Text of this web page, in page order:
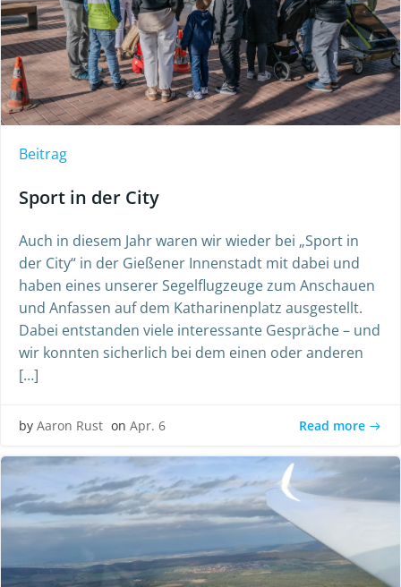
Beitrag
Sport in der City
Auch in diesem Jahr waren wir wieder bei „Sport in
der City“ in der Gießener Innenstadt mit dabei und
haben eines unserer Segelflugzeuge zum Anschauen
und Anfassen auf dem Katharinenplatz ausgestellt.
Dabei entstanden viele interessante Gespräche – und
wir konnten sicherlich bei dem einen oder anderen
[…]
by Aaron Rust on Apr. 6 Read more